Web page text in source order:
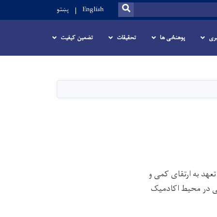
SEARCH
English پښتو
پوهنځی ها تحقیقات تضمین کیفیت
به ارتقای کمی و
در محیط اکادمیک